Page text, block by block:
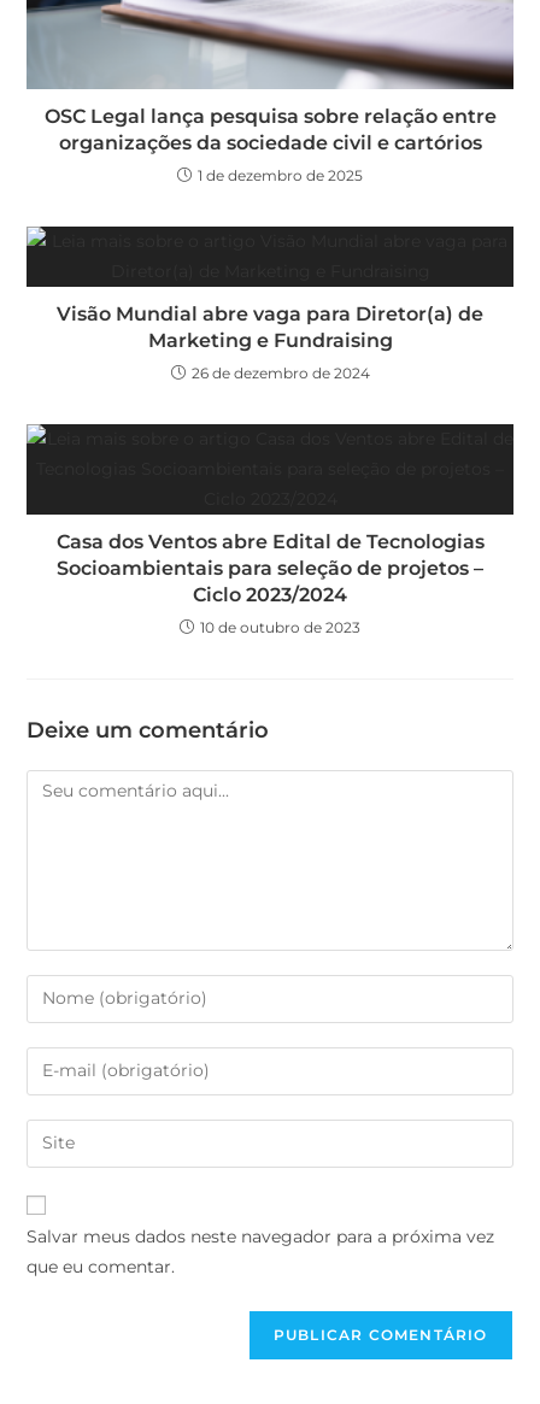
OSC Legal lança pesquisa sobre relação entre
organizações da sociedade civil e cartórios
1 de dezembro de 2025
Visão Mundial abre vaga para Diretor(a) de
Marketing e Fundraising
26 de dezembro de 2024
Casa dos Ventos abre Edital de Tecnologias
Socioambientais para seleção de projetos –
Ciclo 2023/2024
10 de outubro de 2023
Deixe um comentário
Salvar meus dados neste navegador para a próxima vez
que eu comentar.